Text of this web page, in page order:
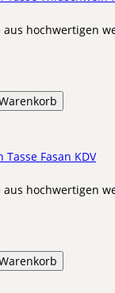
aus hochwertigen
Tasse Fasan KDV
aus hochwertigen